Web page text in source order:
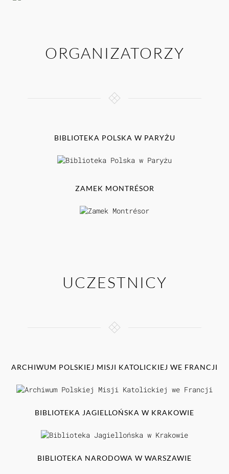
ORGANIZATORZY
BIBLIOTEKA POLSKA W PARYŻU
ZAMEK MONTRÉSOR
UCZESTNICY
ARCHIWUM POLSKIEJ MISJI KATOLICKIEJ WE FRANCJI
BIBLIOTEKA JAGIELLOŃSKA W KRAKOWIE
BIBLIOTEKA NARODOWA W WARSZAWIE